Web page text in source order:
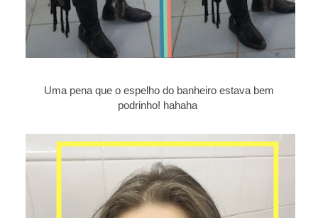
Uma pena que o espelho do banheiro estava bem
podrinho! hahaha